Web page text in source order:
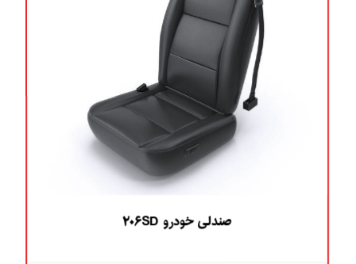
صندلی خودرو ۲۰۶SD